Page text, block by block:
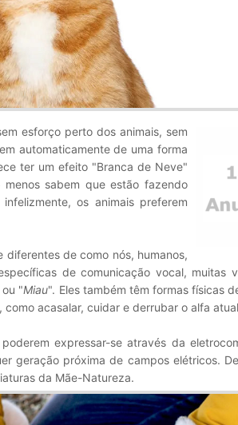
esforço perto dos animais, sem
automaticamente de uma forma
ter um efeito "Branca de Neve"
sabem que estão fazendo
os animais preferem
diferentes de como nós, humanos,
de comunicação vocal, muitas
ou "Miau". Eles também têm formas físicas
como acasalar, cuidar e derrubar o alfa
expressar-se através da
geração próxima de campos elétricos.
da Mãe-Natureza.